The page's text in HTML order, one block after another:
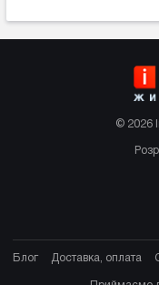
© 2026
Блог Доставка, оплата